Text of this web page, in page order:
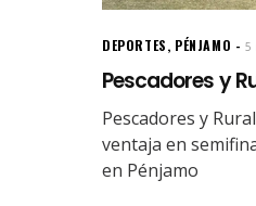
DEPORTES, PÉNJAMO 5
Pescadores y
Pescadores y
ventaja en
en Pénjamo